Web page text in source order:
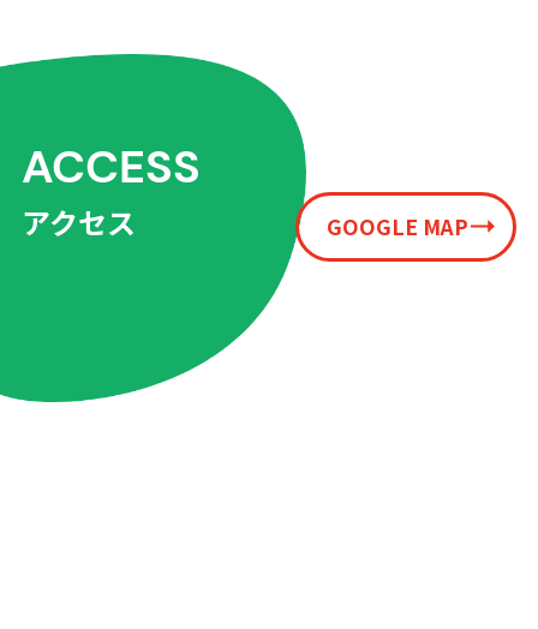
ACCESS
アクセス GOOGLE MAP